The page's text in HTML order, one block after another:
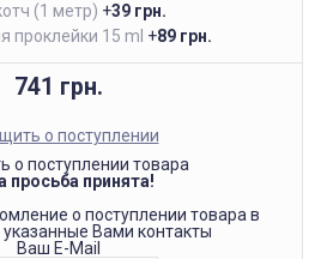
(1 метр) +39 грн.
проклейки 15 ml +89 грн.
741 грн.
о поступлении
о поступлении товара
просьба принята!
о поступлении товара в
Вами контакты
Ваш E-Mail